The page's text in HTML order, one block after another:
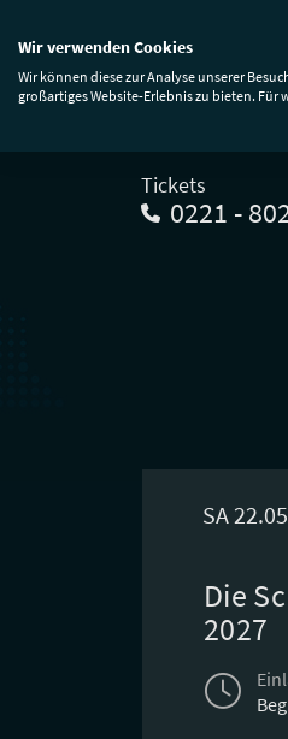
Events &
Tickets
0221 -
SA
Die
2027
Wir verwenden Cookies
Wir können diese zur Analyse unserer
großartiges Website-Erlebnis zu bieten.